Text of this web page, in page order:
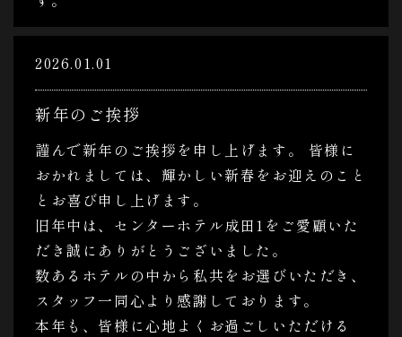
2026.01.01
新年のご挨拶
謹んで新年のご挨拶を申し上げます。 皆様に
おかれましては、輝かしい新春をお迎えのこと
とお喜び申し上げます。
旧年中は、センターホテル成田1をご愛顧いた
だき誠にありがとうございました。
数あるホテルの中から私共をお選びいただき、
スタッフ一同心より感謝しております。
本年も、皆様に心地よくお過ごしいただける